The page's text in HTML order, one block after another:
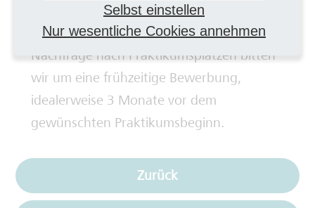
erfahrungsgemäß einige Zeit in Anspruch.
Deshalb und aufgrund der großen
Nachfrage nach Praktikumsplätzen bitten
wir um eine frühzeitige Bewerbung,
idealerweise 3 Monate vor dem
gewünschten Praktikumsbeginn.
Zurück
Selbst einstellen
Nur wesentliche Cookies annehmen